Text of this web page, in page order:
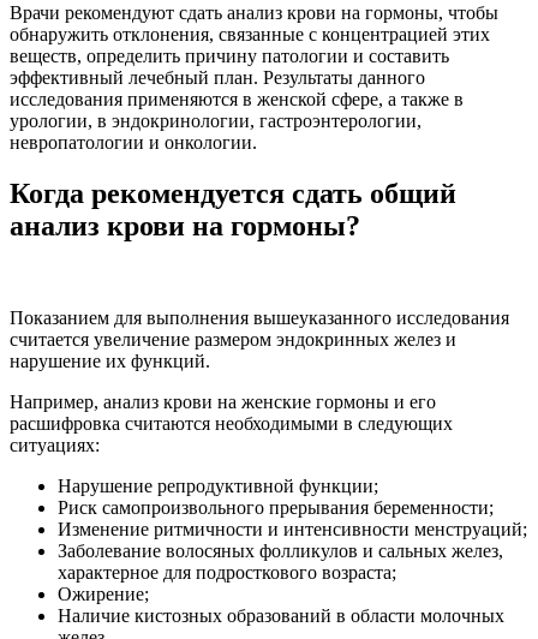
Врачи рекомендуют сдать анализ крови на гормоны, чтобы
обнаружить отклонения, связанные с концентрацией этих
веществ, определить причину патологии и составить
эффективный лечебный план. Результаты данного
исследования применяются в женской сфере, а также в
урологии, в эндокринологии, гастроэнтерологии,
невропатологии и онкологии.
Когда рекомендуется сдать общий
анализ крови на гормоны?
Показанием для выполнения вышеуказанного исследования
считается увеличение размером эндокринных желез и
нарушение их функций.
Например, анализ крови на женские гормоны и его
расшифровка считаются необходимыми в следующих
ситуациях:
Нарушение репродуктивной функции;
Риск самопроизвольного прерывания беременности;
Изменение ритмичности и интенсивности менструаций;
Заболевание волосяных фолликулов и сальных желез,
характерное для подросткового возраста;
Ожирение;
Наличие кистозных образований в области молочных